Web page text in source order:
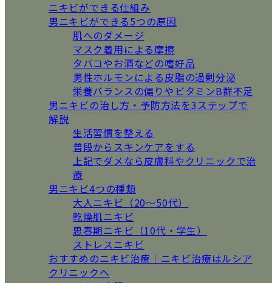
ニキビができる仕組み
男ニキビができる5つの原因
肌へのダメージ
マスク着用による摩擦
タバコやお酒などの嗜好品
男性ホルモンによる皮脂の過剰分泌
栄養バランスの偏りやビタミンB群不足
男ニキビの治し方・予防方法を3ステップで
解説
生活習慣を整える
普段からスキンケアをする
上記でダメなら皮膚科やクリニックで治
療
男ニキビ4つの種類
大人ニキビ（20〜50代）
乾燥肌ニキビ
思春期ニキビ（10代・学生）
ストレスニキビ
おすすめのニキビ治療｜ニキビ治療はルシア
クリニックへ